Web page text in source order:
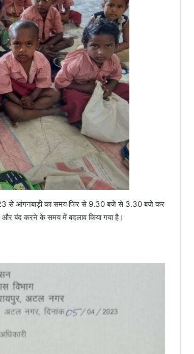
से आंगनबाड़ी का समय फिर से 9.30 बजे से 3.30 बजे कर
और बंद करने के समय में बदलाव किया गया है।